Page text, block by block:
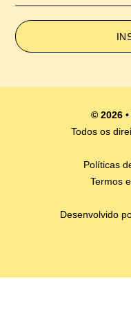
© 2026
Todos os
Políticas
Termos
Desenvolvido